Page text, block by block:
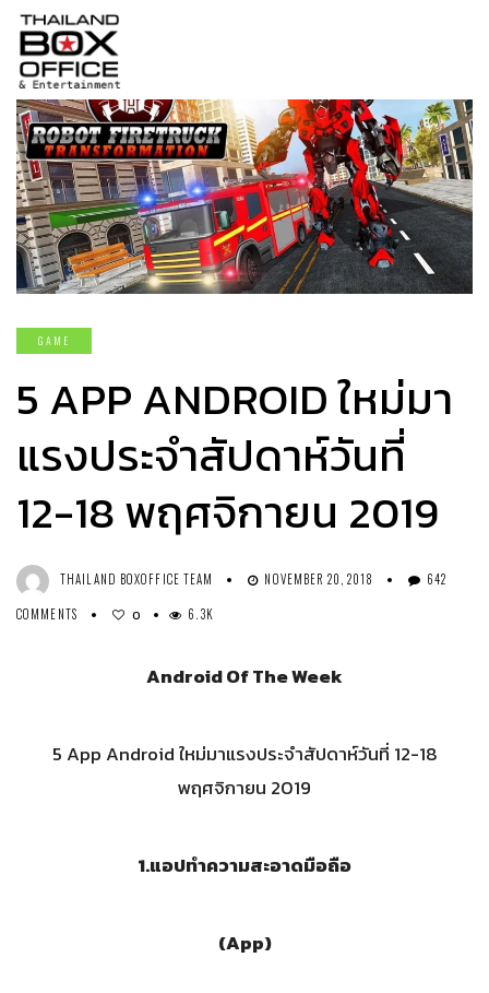
GAME
5 APP ANDROID ใหม่มา
แรงประจำสัปดาห์วันที่
12-18 พฤศจิกายน 2019
THAILAND BOXOFFICE TEAM NOVEMBER 20, 2018
642
COMMENTS
0 6.3K
Android Of The Week
5 App Android ใหม่มาแรงประจำสัปดาห์วันที่ 12-18
พฤศจิกายน 2019
1.แอปทำความสะอาดมือถือ
(App)